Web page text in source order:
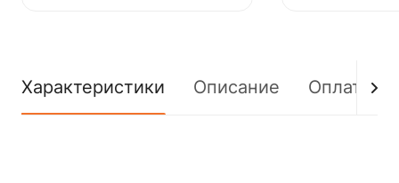
Характеристики Описание Оплата